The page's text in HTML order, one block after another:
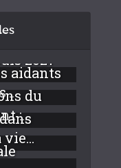
2027
aidants
du
:...
vie...